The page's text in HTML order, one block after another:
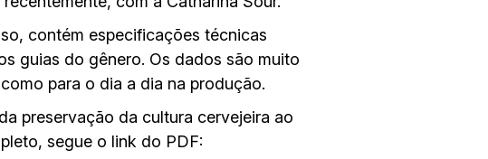
contém especificações técnicas
guias do gênero. Os dados são muito
para o dia a dia na produção.
preservação da cultura cervejeira ao
segue o link do PDF: